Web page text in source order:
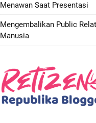
Menawan Saat Presentasi
Mengembalikan Public
Manusia